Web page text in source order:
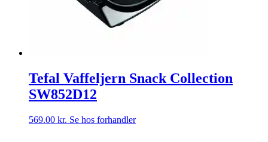
Tefal Vaffeljern Snack Collection
SW852D12
569.00 kr. Se hos forhandler